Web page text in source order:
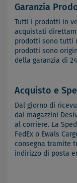
Garanzia
Tutti i prodotti in
acquistati
prodotti sono tutti
prodotti sono
della garanzia di
Acquisto e
Dal giorno di
dai magazzini
al corriere. La
FedEx o Ewals
consegna tramite
indirizzo di posta